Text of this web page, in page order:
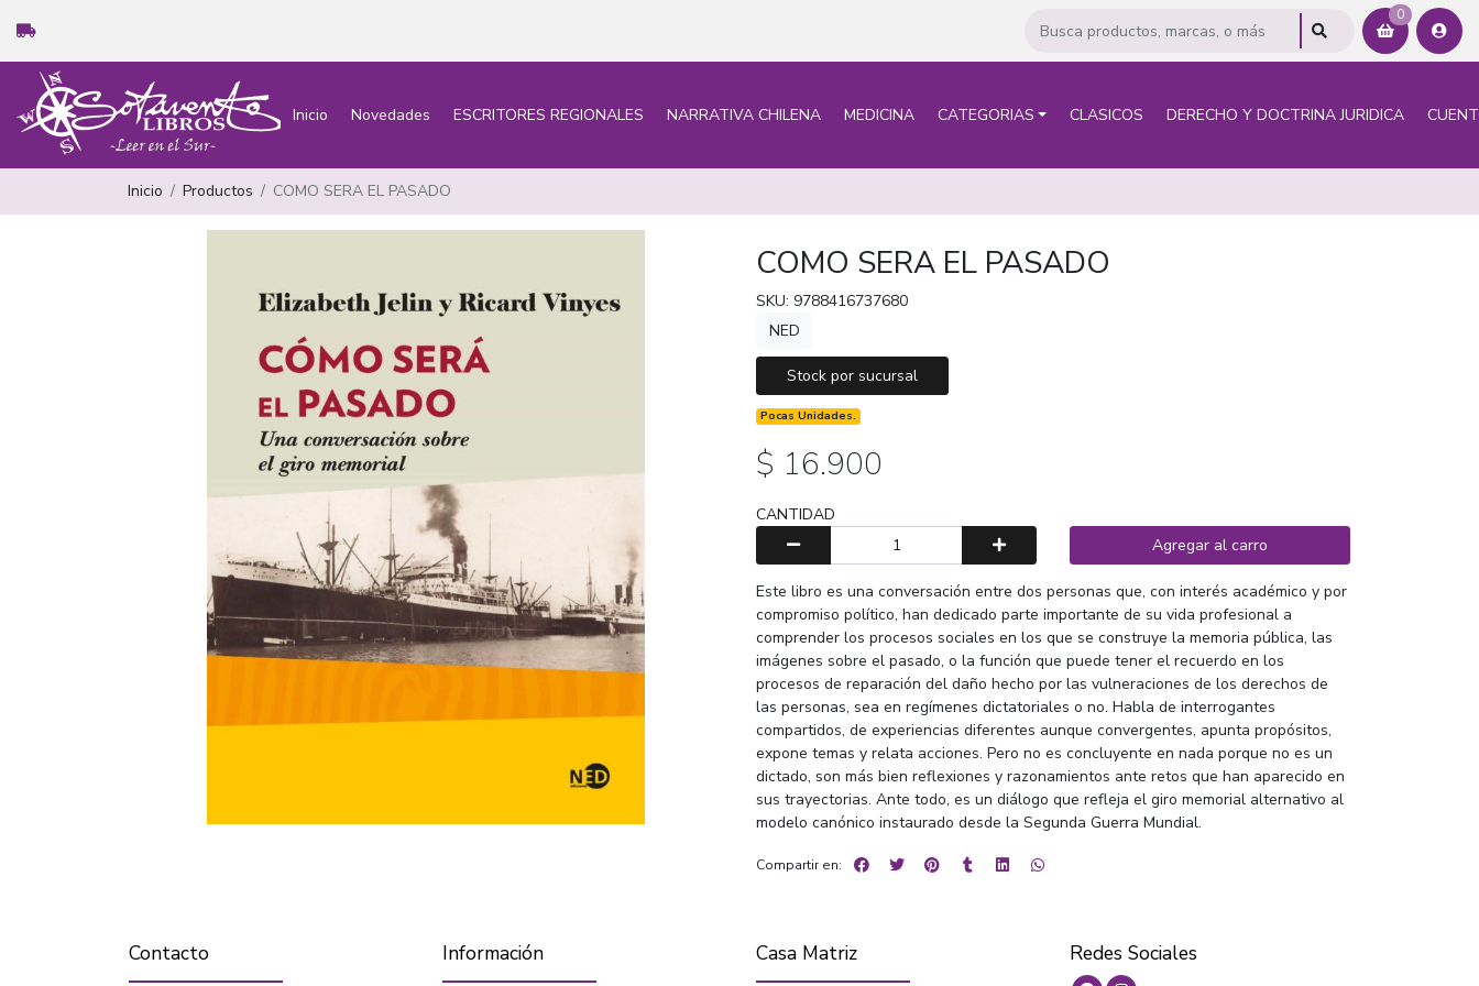
0
Inicio Novedades ESCRITORES REGIONALES NARRATIVA CHILENA MEDICINA CATEGORIAS CLASICOS DERECHO Y DOCTRINA JURIDICA
Inicio Productos COMO SERA EL PASADO
COMO SERA EL PASADO
SKU: 9788416737680
NED
Stock por sucursal
Pocas Unidades.
$ 16.900
CANTIDAD
Agregar al carro
Este libro es una conversación entre dos personas que, con interés académico y por
compromiso político, han dedicado parte importante de su vida profesional a
comprender los procesos sociales en los que se construye la memoria pública, las
imágenes sobre el pasado, o la función que puede tener el recuerdo en los
procesos de reparación del daño hecho por las vulneraciones de los derechos de
las personas, sea en regímenes dictatoriales o no. Habla de interrogantes
compartidos, de experiencias diferentes aunque convergentes, apunta propósitos,
expone temas y relata acciones. Pero no es concluyente en nada porque no es un
dictado, son más bien reflexiones y razonamientos ante retos que han aparecido en
sus trayectorias. Ante todo, es un diálogo que refleja el giro memorial alternativo al
modelo canónico instaurado desde la Segunda Guerra Mundial.
Compartir en:
Contacto Información Casa Matriz Redes Sociales